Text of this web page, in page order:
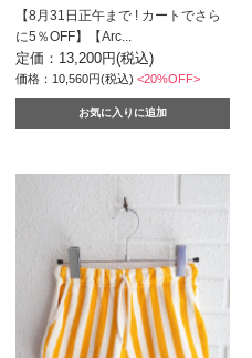
【8月31日正午まで ! カートでさら
に5％OFF】【Arc...
定価：13,200円(税込)
価格：10,560円(税込)<20%OFF>